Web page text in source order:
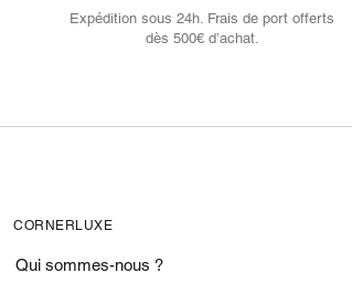
Expédition sous 24h. Frais de port offerts
dès 500€ d’achat.
CORNERLUXE
Qui sommes-nous ?